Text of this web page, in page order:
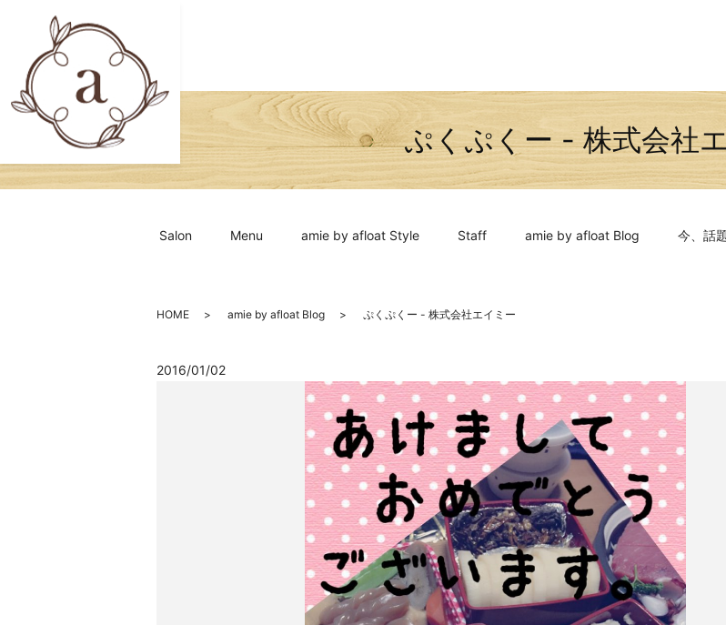
Salon Menu amie by afloat Style Staff amie by afloat Blog 今、話
ぷくぷくー - 株式会社
HOME amie by afloat Blog ぷくぷくー - 株式会社エイミー
2016/01/02